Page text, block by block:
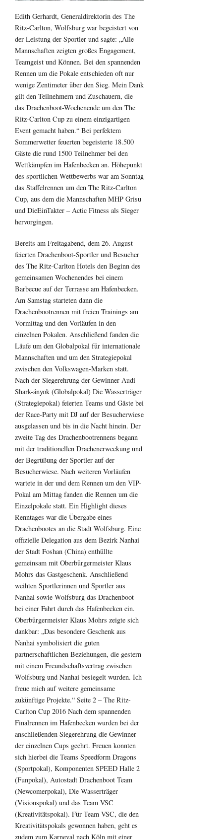
Edith Gerhardt, Generaldirektorin des The
Ritz-Carlton, Wolfsburg war begeistert von
der Leistung der Sportler und sagte: „Alle
Mannschaften zeigten großes Engagement,
Teamgeist und Können. Bei den spannenden
Rennen um die Pokale entschieden oft nur
wenige Zentimeter über den Sieg. Mein Dank
gilt den Teilnehmern und Zuschauern, die
das Drachenboot-Wochenende um den The
Ritz-Carlton Cup zu einem einzigartigen
Event gemacht haben.“ Bei perfektem
Sommerwetter feuerten begeisterte 18.500
Gäste die rund 1500 Teilnehmer bei den
Wettkämpfen im Hafenbecken an. Höhepunkt
des sportlichen Wettbewerbs war am Sonntag
das Staffelrennen um den The Ritz-Carlton
Cup, aus dem die Mannschaften MHP Grisu
und DieEinTakter – Actic Fitness als Sieger
hervorgingen.
Bereits am Freitagabend, dem 26. August
feierten Drachenboot-Sportler und Besucher
des The Ritz-Carlton Hotels den Beginn des
gemeinsamen Wochenendes bei einem
Barbecue auf der Terrasse am Hafenbecken.
Am Samstag starteten dann die
Drachenbootrennen mit freien Trainings am
Vormittag und den Vorläufen in den
einzelnen Pokalen. Anschließend fanden die
Läufe um den Globalpokal für internationale
Mannschaften und um den Strategiepokal
zwischen den Volkswagen-Marken statt.
Nach der Siegerehrung der Gewinner Audi
Shark-ányok (Globalpokal) Die Wasserträger
(Strategiepokal) feierten Teams und Gäste bei
der Race-Party mit DJ auf der Besucherwiese
ausgelassen und bis in die Nacht hinein. Der
zweite Tag des Drachenbootrennens begann
mit der traditionellen Drachenerweckung und
der Begrüßung der Sportler auf der
Besucherwiese. Nach weiteren Vorläufen
wartete in der und dem Rennen um den VIP-
Pokal am Mittag fanden die Rennen um die
Einzelpokale statt. Ein Highlight dieses
Renntages war die Übergabe eines
Drachenbootes an die Stadt Wolfsburg. Eine
offizielle Delegation aus dem Bezirk Nanhai
der Stadt Foshan (China) enthüllte
gemeinsam mit Oberbürgermeister Klaus
Mohrs das Gastgeschenk. Anschließend
weihten Sportlerinnen und Sportler aus
Nanhai sowie Wolfsburg das Drachenboot
bei einer Fahrt durch das Hafenbecken ein.
Oberbürgermeister Klaus Mohrs zeigte sich
dankbar: „Das besondere Geschenk aus
Nanhai symbolisiert die guten
partnerschaftlichen Beziehungen, die gestern
mit einem Freundschaftsvertrag zwischen
Wolfsburg und Nanhai besiegelt wurden. Ich
freue mich auf weitere gemeinsame
zukünftige Projekte.“ Seite 2 – The Ritz-
Carlton Cup 2016 Nach dem spannenden
Finalrennen im Hafenbecken wurden bei der
anschließenden Siegerehrung die Gewinner
der einzelnen Cups geehrt. Freuen konnten
sich hierbei die Teams Speedform Dragons
(Sportpokal), Komponenten SPEED Halle 2
(Funpokal), Autostadt Drachenboot Team
(Newcomerpokal), Die Wasserträger
(Visionspokal) und das Team VSC
(Kreativitätspokal). Für Team VSC, die den
Kreativitätspokals gewonnen haben, geht es
zudem zum Karneval nach Köln mit einer